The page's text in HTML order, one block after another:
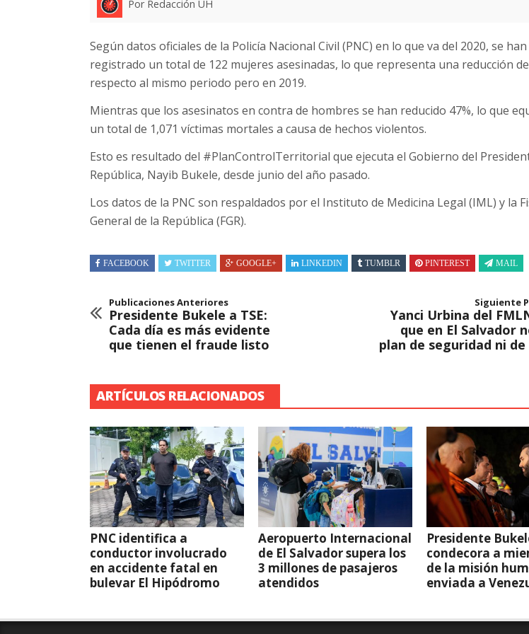
Por Redacción UH
Según datos oficiales de la Policía Nacional Civil (PNC) en lo que va del 2020, se han
registrado un total de 122 mujeres asesinadas, lo que representa una reducción
respecto al mismo periodo pero en 2019.
Mientras que los asesinatos en contra de hombres se han reducido 47%, lo que
un total de 1,071 víctimas mortales a causa de hechos violentos.
Esto es resultado del #PlanControlTerritorial que ejecuta el Gobierno del
República, Nayib Bukele, desde junio del año pasado.
Los datos de la PNC son respaldados por el Instituto de Medicina Legal (IML) y la
General de la República (FGR).
FACEBOOK TWITTER GOOGLE+ LINKEDIN TUMBLR PINTEREST MAIL
Publicaciones Anteriores
Presidente Bukele a TSE:
Cada día es más evidente
que tienen el fraude listo
Siguiente
Yanci Urbina del
que en El Salvador
plan de seguridad ni de
ARTÍCULOS RELACIONADOS
PNC identifica a
conductor involucrado
en accidente fatal en
bulevar El Hipódromo
Aeropuerto Internacional
de El Salvador supera los
3 millones de pasajeros
atendidos
Presidente
condecora a
de la misión
enviada a